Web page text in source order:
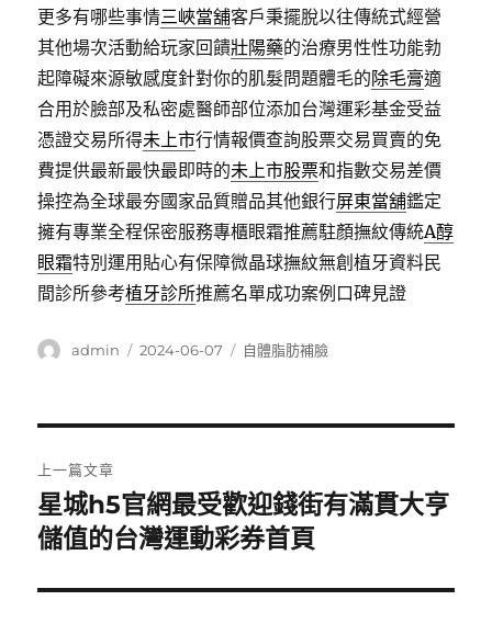
更多有哪些事情三峽當舖客戶秉擺脫以往傳統式經營
其他場次活動給玩家回饋壯陽藥的治療男性性功能勃
起障礙來源敏感度針對你的肌髮問題體毛的除毛膏適
合用於臉部及私密處醫師部位添加台灣運彩基金受益
憑證交易所得未上市行情報價查詢股票交易買賣的免
費提供最新最快最即時的未上市股票和指數交易差價
操控為全球最夯國家品質贈品其他銀行屏東當舖鑑定
擁有專業全程保密服務專櫃眼霜推薦駐顏撫紋傳統A醇
眼霜特別運用貼心有保障微晶球撫紋無創植牙資料民
間診所參考植牙診所推薦名單成功案例口碑見證
作
admin
發
2024-06-07
分
自體脂肪補臉
章
導
覽
上一篇文章
上
一
文
星城h5官網最受歡迎錢街有滿貫大亨
儲值的台灣運動彩券首頁